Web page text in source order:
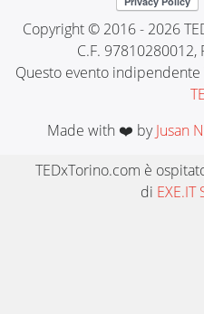
Copyright © 2016 - 2026
C.F. 97810280012,
Questo evento indipendente
Made with ❤️ byJusan
TEDxTorino.com è
di EXE.IT